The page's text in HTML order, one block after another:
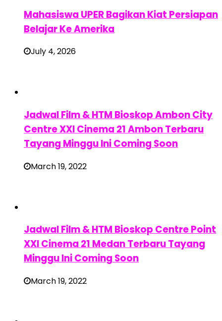
Mahasiswa UPER Bagikan Kiat Persiapan
Belajar Ke Amerika
July 4, 2026
Jadwal Film & HTM Bioskop Ambon City
Centre XXI Cinema 21 Ambon Terbaru
Tayang Minggu Ini Coming Soon
March 19, 2022
Jadwal Film & HTM Bioskop Centre Point
XXI Cinema 21 Medan Terbaru Tayang
Minggu Ini Coming Soon
March 19, 2022